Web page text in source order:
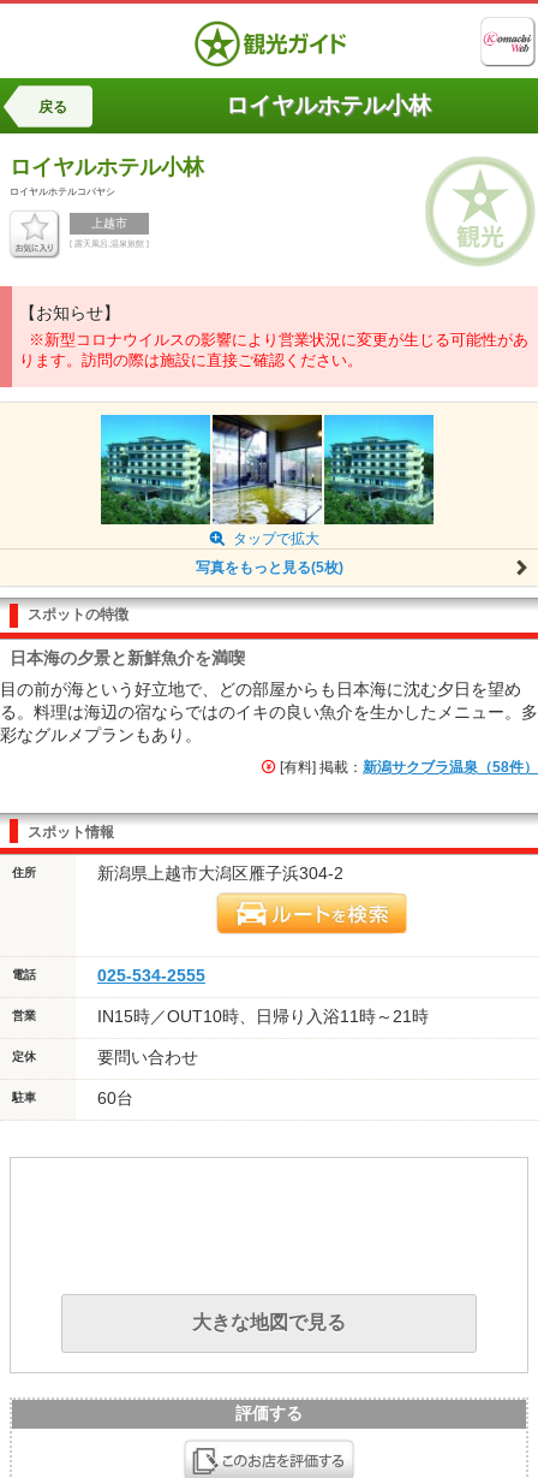
戻る ロイヤルホテル小林
ロイヤルホテル小林
ロイヤルホテルコバヤシ
上越市
[ 露天風呂,温泉旅館 ]
【お知らせ】
※新型コロナウイルスの影響により営業状況に変更が生じる可能性があ
ります。訪問の際は施設に直接ご確認ください。
タップで拡大
写真をもっと見る(5枚)
スポットの特徴
日本海の夕景と新鮮魚介を満喫
目の前が海という好立地で、どの部屋からも日本海に沈む夕日を望め
る。料理は海辺の宿ならではのイキの良い魚介を生かしたメニュー。多
彩なグルメプランもあり。
[有料] 掲載： 新潟サクブラ温泉（58件）
スポット情報
住所 新潟県上越市大潟区雁子浜304-2
電話 025-534-2555
営業 IN15時／OUT10時、日帰り入浴11時～21時
定休 要問い合わせ
駐車 60台
大きな地図で見る
評価する